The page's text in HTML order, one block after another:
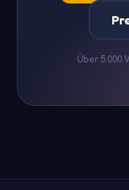
Über 5.000